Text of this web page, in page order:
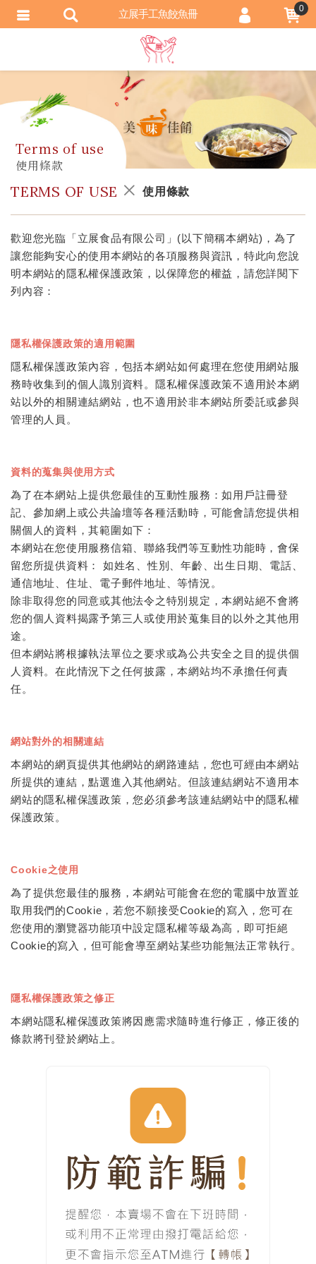
TERMS OF USE 使用條款
歡迎您光臨「立展食品有限公司」(以下簡稱本網站)，為了
讓您能夠安心的使用本網站的各項服務與資訊，特此向您說
明本網站的隱私權保護政策，以保障您的權益，請您詳閱下
列內容：
隱私權保護政策的適用範圍
隱私權保護政策內容，包括本網站如何處理在您使用網站服
務時收集到的個人識別資料。隱私權保護政策不適用於本網
站以外的相關連結網站，也不適用於非本網站所委託或參與
管理的人員。
資料的蒐集與使用方式
為了在本網站上提供您最佳的互動性服務：如用戶註冊登
記、參加網上或公共論壇等各種活動時，可能會請您提供相
關個人的資料，其範圍如下：
本網站在您使用服務信箱、聯絡我們等互動性功能時，會保
留您所提供資料： 如姓名、性別、年齡、出生日期、電話、
通信地址、住址、電子郵件地址、等情況。
除非取得您的同意或其他法令之特別規定，本網站絕不會將
您的個人資料揭露予第三人或使用於蒐集目的以外之其他用
途。
但本網站將根據執法單位之要求或為公共安全之目的提供個
人資料。在此情況下之任何披露，本網站均不承擔任何責
任。
網站對外的相關連結
本網站的網頁提供其他網站的網路連結，您也可經由本網站
所提供的連結，點選進入其他網站。但該連結網站不適用本
網站的隱私權保護政策，您必須參考該連結網站中的隱私權
保護政策。
Cookie之使用
為了提供您最佳的服務，本網站可能會在您的電腦中放置並
取用我們的Cookie，若您不願接受Cookie的寫入，您可在
您使用的瀏覽器功能項中設定隱私權等級為高，即可拒絕
Cookie的寫入，但可能會導至網站某些功能無法正常執行。
隱私權保護政策之修正
本網站隱私權保護政策將因應需求隨時進行修正，修正後的
條款將刊登於網站上。
立展手工魚餃魚冊 0
會員登入
會員註冊
忘記密碼
訂單查詢